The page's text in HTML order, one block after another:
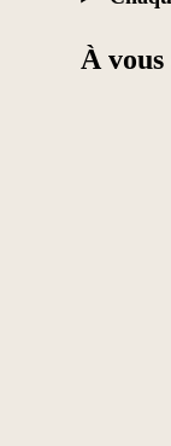
À